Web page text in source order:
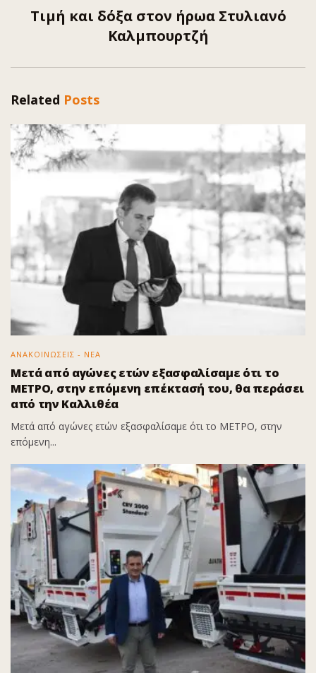
Τιμή και δόξα στον ήρωα Στυλιανό
Καλμπουρτζή
Related Posts
ΑΝΑΚΟΙΝΩΣΕΙΣ - ΝΕΑ
Μετά από αγώνες ετών εξασφαλίσαμε ότι το
ΜΕΤΡΟ, στην επόμενη επέκτασή του, θα περάσει
από την Καλλιθέα
Μετά από αγώνες ετών εξασφαλίσαμε ότι το ΜΕΤΡΟ, στην
επόμενη...